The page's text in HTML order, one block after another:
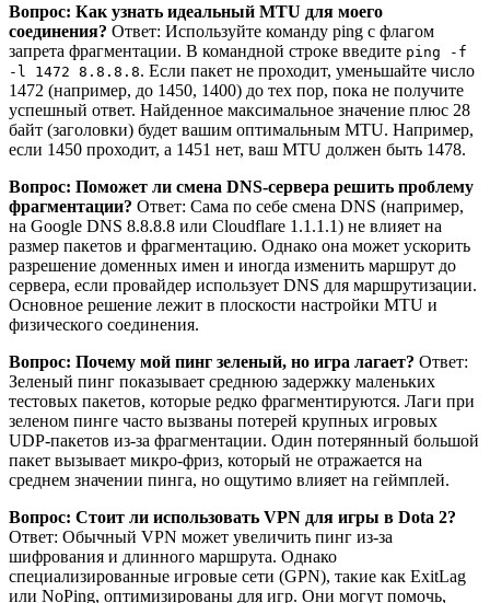
Вопрос: Как узнать идеальный MTU для моего
соединения? Ответ: Используйте команду ping с флагом
запрета фрагментации. В командной строке введите ping -f
-l 1472 8.8.8.8. Если пакет не проходит, уменьшайте число
1472 (например, до 1450, 1400) до тех пор, пока не получите
успешный ответ. Найденное максимальное значение плюс 28
байт (заголовки) будет вашим оптимальным MTU. Например,
если 1450 проходит, а 1451 нет, ваш MTU должен быть 1478.
Вопрос: Поможет ли смена DNS-сервера решить проблему
фрагментации? Ответ: Сама по себе смена DNS (например,
на Google DNS 8.8.8.8 или Cloudflare 1.1.1.1) не влияет на
размер пакетов и фрагментацию. Однако она может ускорить
разрешение доменных имен и иногда изменить маршрут до
сервера, если провайдер использует DNS для маршрутизации.
Основное решение лежит в плоскости настройки MTU и
физического соединения.
Вопрос: Почему мой пинг зеленый, но игра лагает? Ответ:
Зеленый пинг показывает среднюю задержку маленьких
тестовых пакетов, которые редко фрагментируются. Лаги при
зеленом пинге часто вызваны потерей крупных игровых
UDP-пакетов из-за фрагментации. Один потерянный большой
пакет вызывает микро-фриз, который не отражается на
среднем значении пинга, но ощутимо влияет на геймплей.
Вопрос: Стоит ли использовать VPN для игры в Dota 2?
Ответ: Обычный VPN может увеличить пинг из-за
шифрования и длинного маршрута. Однако
специализированные игровые сети (GPN), такие как ExitLag
или NoPing, оптимизированы для игр. Они могут помочь,